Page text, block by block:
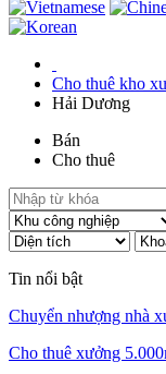
Cho thuê kho
Hải Dương
Bán
Cho thuê
Tin nổi bật
Chuyển nhượng nhà
Cho thuê xưởng